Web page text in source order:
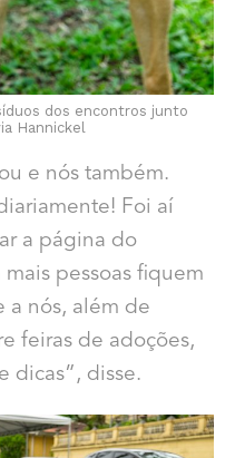
dos encontros junto
Hannickel
e nós também.
Foi aí
a página do
pessoas fiquem
a nós, além de
feiras de adoções,
dicas”, disse.